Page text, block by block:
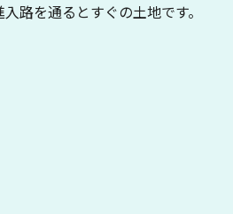
路を通るとすぐの土地です。